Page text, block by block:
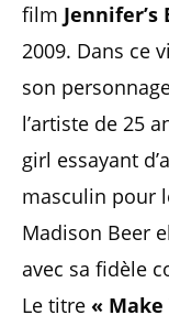
film Jennifer’s
2009. Dans ce
son
l’artiste de 25
girl essayant
masculin pour
Madison Beer
avec sa fidèle
Le titre «